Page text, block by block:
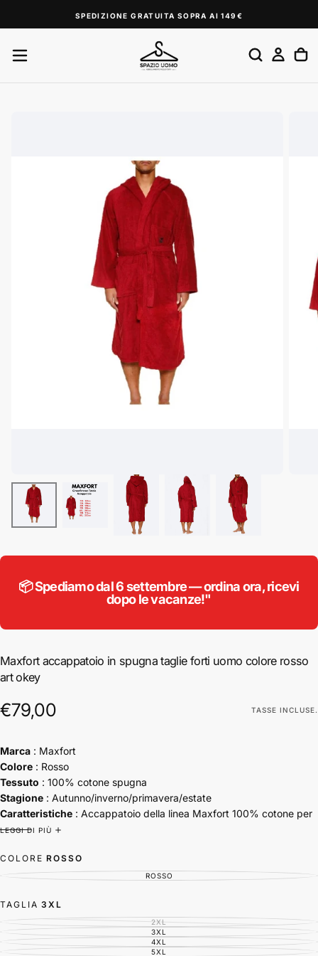
CONTENUTO
SPEDIZIONE GRATUITA SOPRA AI 149€
📦 Spediamo dal 6 settembre — ordina ora, ricevi
dopo le vacanze!"
Maxfort accappatoio in spugna taglie forti uomo colore rosso
art okey
€79,00
Prezzo
€79,00 TASSE INCLUSE.
Marca : Maxfort
Colore : Rosso
Tessuto : 100% cotone spugna
Stagione : Autunno/inverno/primavera/estate
Caratteristiche : Accappatoio della linea Maxfort 100% cotone per
una morbidezza impareggiabile. Collo sciallato, cintura in vita, e
del fianco. Le misure dell'accapatoio si riferiscono all'ampiezza
totale senza essere sormontato.
LEGGI DI PIÙ
COLORE ROSSO
ROSSOVARIANTE
TAGLIA 3XL
2XLVARIANTE
ESAURITA
O
NON
DISPONIBILE
3XLVARIANTE
ESAURITA
O
4XLVARIANTE
ESAURITA
5XLVARIANTE